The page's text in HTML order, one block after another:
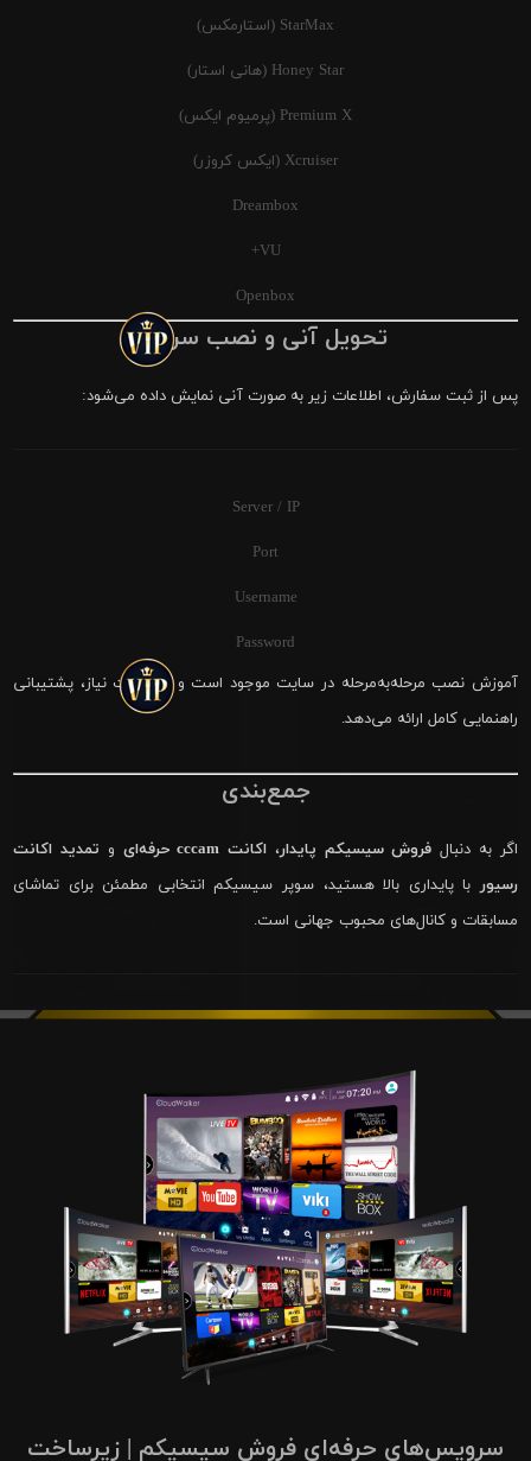
StarMax (استارمکس)
Honey Star (هانی استار)
Premium X (پرمیوم ایکس)
Xcruiser (ایکس کروزر)
Dreambox
VU+
Openbox
تحویل آنی و نصب سریع
پس از ثبت سفارش، اطلاعات زیر به صورت آنی نمایش داده می‌شود:
Server / IP
Port
Username
Password
آموزش نصب مرحله‌به‌مرحله در سایت موجود است و در صورت نیاز، پشتیبانی
راهنمایی کامل ارائه می‌دهد.
جمع‌بندی
اگر به دنبال فروش سیسیکم پایدار، اکانت cccam حرفه‌ای و تمدید اکانت
رسیور با پایداری بالا هستید، سوپر سیسیکم انتخابی مطمئن برای تماشای
مسابقات و کانال‌های محبوب جهانی است.
سرویس‌های حرفه‌ای فروش سیسیکم | زیرساخت